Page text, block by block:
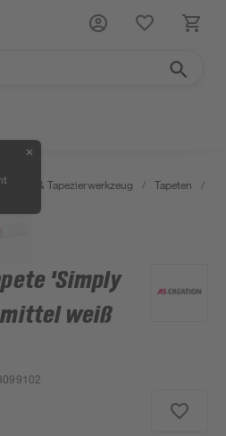
✕
& Tapezierwerkzeug / Tapeten /
'Simply
weiß